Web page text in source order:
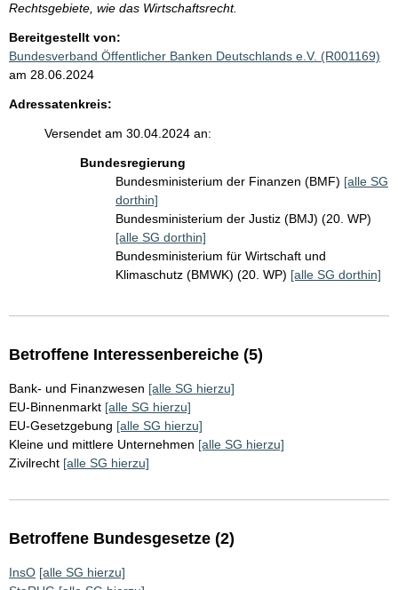
Rechtsgebiete, wie das Wirtschaftsrecht.
Bereitgestellt von:
Bundesverband Öffentlicher Banken Deutschlands e.V. (R001169)
am 28.06.2024
Adressatenkreis:
Versendet am 30.04.2024 an:
Bundesregierung
Bundesministerium der Finanzen (BMF) [alle SG
dorthin]
Bundesministerium der Justiz (BMJ) (20. WP)
[alle SG dorthin]
Bundesministerium für Wirtschaft und
Klimaschutz (BMWK) (20. WP) [alle SG dorthin]
Betroffene Interessenbereiche (5)
Bank- und Finanzwesen [alle SG hierzu]
EU-Binnenmarkt [alle SG hierzu]
EU-Gesetzgebung [alle SG hierzu]
Kleine und mittlere Unternehmen [alle SG hierzu]
Zivilrecht [alle SG hierzu]
Betroffene Bundesgesetze (2)
InsO [alle SG hierzu]